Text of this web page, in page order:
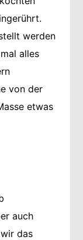
werden
alles
von der
etwas
auch
das